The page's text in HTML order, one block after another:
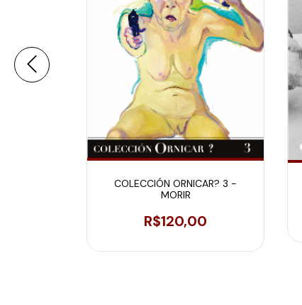
COLECCIÓN ORNICAR? 3 -
MORIR
R$120,00